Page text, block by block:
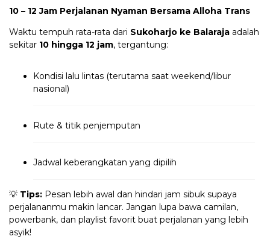
10 – 12 Jam Perjalanan Nyaman Bersama Alloha Trans
Waktu tempuh rata-rata dari Sukoharjo ke Balaraja adalah
sekitar 10 hingga 12 jam, tergantung:
Kondisi lalu lintas (terutama saat weekend/libur
nasional)
Rute & titik penjemputan
Jadwal keberangkatan yang dipilih
💡 Tips: Pesan lebih awal dan hindari jam sibuk supaya
perjalananmu makin lancar. Jangan lupa bawa camilan,
powerbank, dan playlist favorit buat perjalanan yang lebih
asyik!